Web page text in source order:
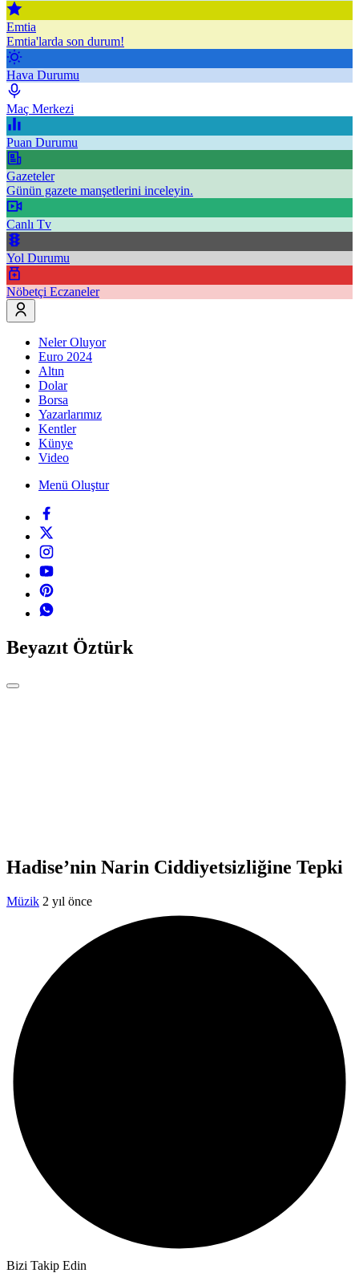
Emtia
Emtia'larda son durum!
Hava Durumu
Maç Merkezi
Puan Durumu
Gazeteler
Günün gazete manşetlerini inceleyin.
Canlı Tv
Yol Durumu
Nöbetçi Eczaneler
Neler Oluyor
Euro 2024
Altın
Dolar
Borsa
Yazarlarımız
Kentler
Künye
Video
Menü Oluştur
Beyazıt Öztürk
Hadise’nin Narin Ciddiyetsizliğine Tepki
Müzik 2 yıl önce
Bizi Takip Edin